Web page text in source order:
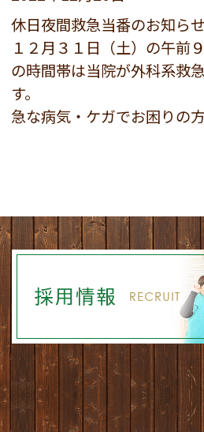
休日夜間救急当番のお知らせ
１２月３１日（土）の午前
の時間帯は当院が外科系救
す。
急な病気・ケガでお困りの